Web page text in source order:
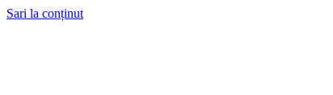
Sari la conținut